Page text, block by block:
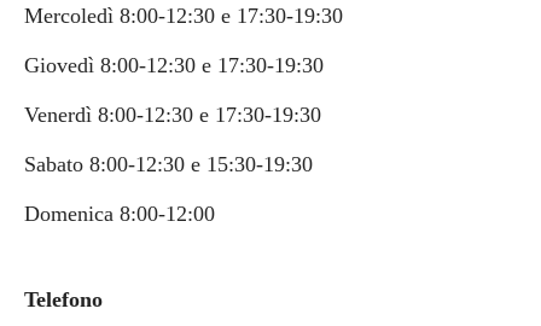
Mercoledì 8:00-12:30 e 17:30-19:30
Giovedì 8:00-12:30 e 17:30-19:30
Venerdì 8:00-12:30 e 17:30-19:30
Sabato 8:00-12:30 e 15:30-19:30
Domenica 8:00-12:00
Telefono